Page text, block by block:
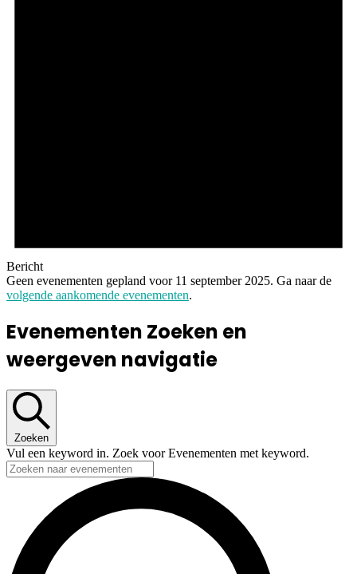
Bericht
Geen evenementen gepland voor 11 september 2025. Ga naar de
volgende aankomende evenementen.
Evenementen Zoeken en
weergeven navigatie
Zoeken
Vul een keyword in. Zoek voor Evenementen met keyword.